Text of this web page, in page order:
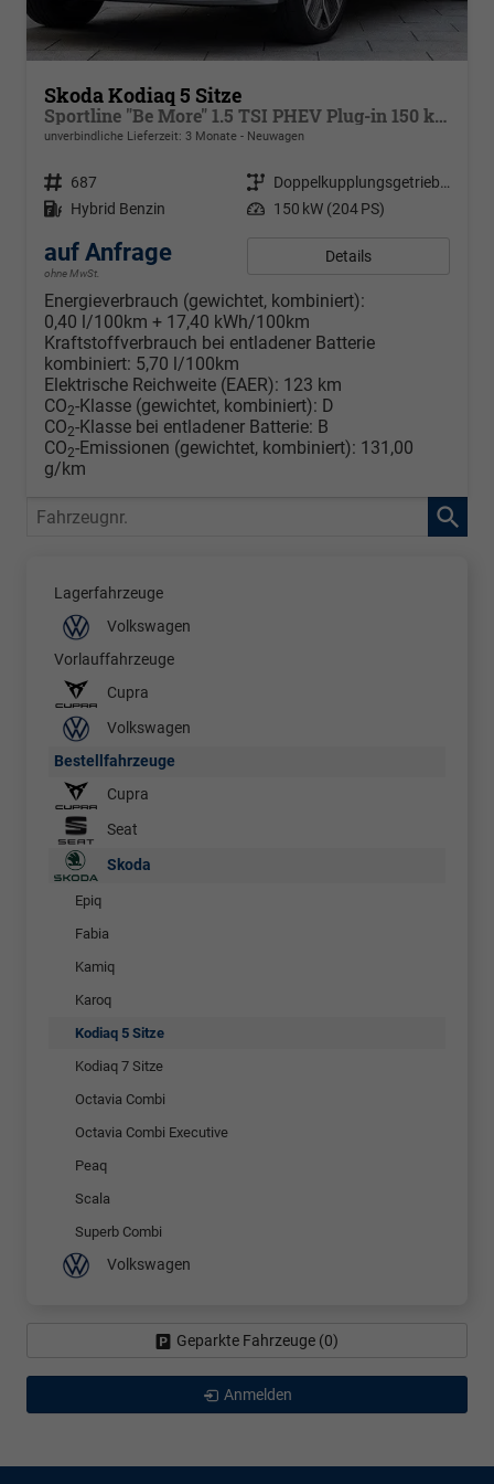
Skoda Kodiaq 5 Sitze
Sportline "Be More" 1.5 TSI PHEV Plug-in 150 kW DSG, 4 Jahre Garantie, Navigationssystem, Metallfarbe, LED MATRIX, 20 Zoll Alufelgen, Easy Open, Panoramadach, Geräuschdämmung, Alarmanlage
unverbindliche Lieferzeit: 3 Monate Neuwagen
Fahrzeugnr. 687 Getriebe
Doppelkupplungsgetriebe (DSG)
Kraftstoff Hybrid Benzin Leistung 150 kW (204 PS)
auf Anfrage
ohne MwSt.
Details
Energieverbrauch (gewichtet, kombiniert):
0,40 l/100km + 17,40 kWh/100km
Kraftstoffverbrauch bei entladener Batterie
kombiniert: 5,70 l/100km
Elektrische Reichweite (EAER): 123 km
CO2-Klasse (gewichtet, kombiniert): D
CO2-Klasse bei entladener Batterie: B
CO2-Emissionen (gewichtet, kombiniert): 131,00
g/km
Fahrzeugnr.
Lagerfahrzeuge
Volkswagen
Vorlauffahrzeuge
Cupra
Volkswagen
Bestellfahrzeuge
Cupra
Seat
Skoda
Epiq
Fabia
Kamiq
Karoq
Kodiaq 5 Sitze
Kodiaq 7 Sitze
Octavia Combi
Octavia Combi Executive
Peaq
Scala
Superb Combi
Volkswagen
Geparkte Fahrzeuge (0)
Anmelden